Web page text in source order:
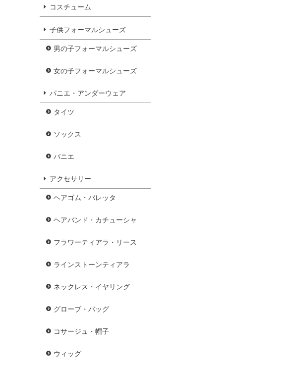
コスチューム
子供フォーマルシューズ
男の子フォーマルシューズ
女の子フォーマルシューズ
パニエ・アンダーウェア
タイツ
ソックス
パニエ
アクセサリー
ヘアゴム・バレッタ
ヘアバンド・カチューシャ
フラワーティアラ・リース
ラインストーンティアラ
ネックレス・イヤリング
グローブ・バッグ
コサージュ・帽子
ウィッグ